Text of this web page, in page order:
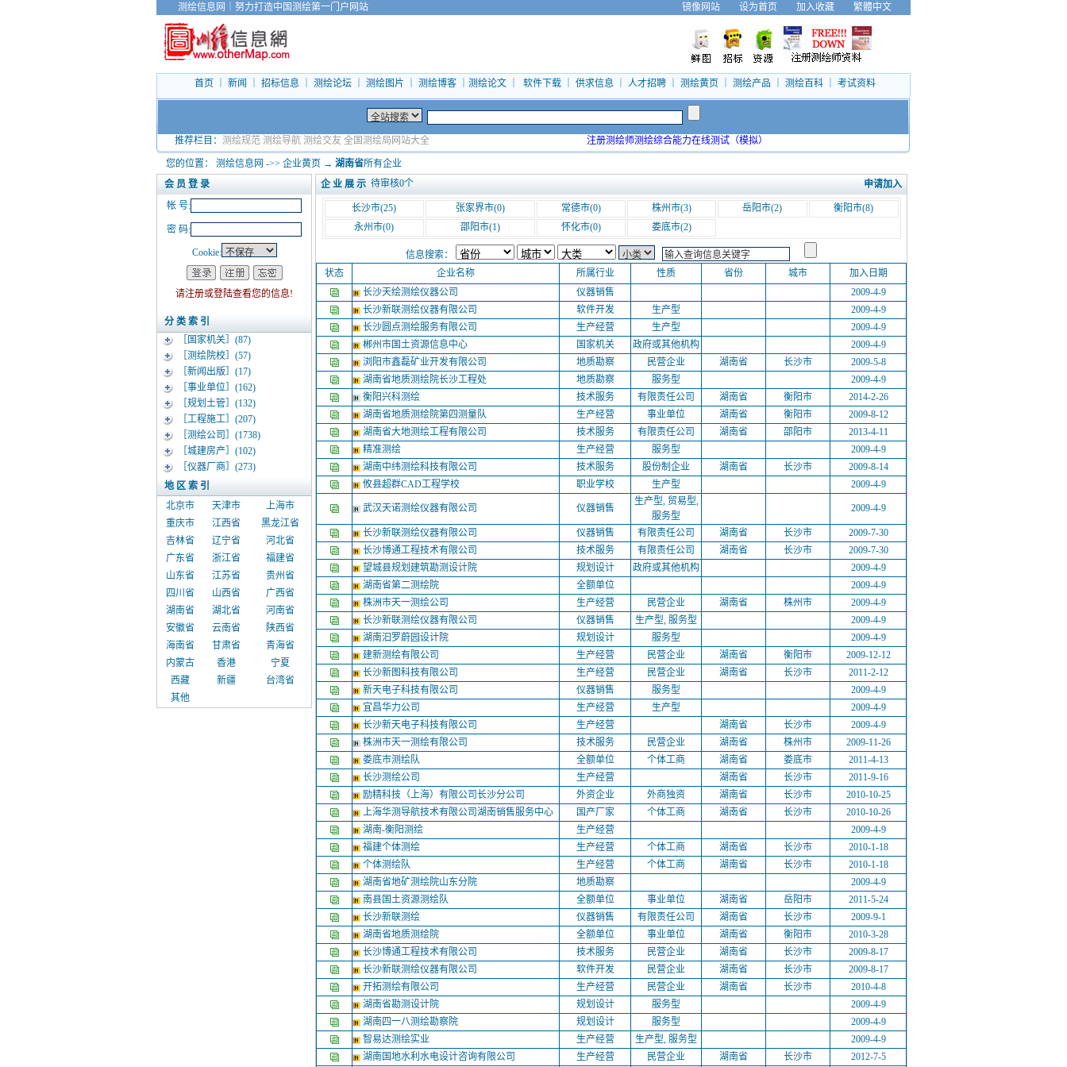
测绘信息网 努力打造中国测绘第一门户网站 镜像网站 设为首页 加入收藏 繁體中文
首页 新闻 招标信息｜ 测绘论坛｜ 测绘图片 测绘博客｜ 测绘论文｜ 软件下载｜ 供求信息｜ 人才招聘｜ 测绘黄页 测绘产品 测绘百科｜ 考试资料
推荐栏目： 测绘规范 测绘导航 测绘交友 全国测绘局网站大全 注册测绘师测绘综合能力在线测试（模拟）
您的位置： 测绘信息网 ->> 企业黄页 → 湖南省所有企业
会 员 登 录
帐 号:
密 码:
Cookie:
请注册或登陆查看您的信息!
分 类 索 引
［国家机关］ (87)
［测绘院校］ (57)
［新闻出版］ (17)
［事业单位］ (162)
［规划土管］ (132)
［工程施工］ (207)
［测绘公司］ (1738)
［城建房产］ (102)
［仪器厂商］ (273)
地 区 索 引
北京市
天津市
上海市
重庆市
江西省
黑龙江省
吉林省
辽宁省
河北省
广东省
浙江省
福建省
山东省
江苏省
贵州省
四川省
山西省
广西省
湖南省
湖北省
河南省
安徽省
云南省
陕西省
海南省
甘肃省
青海省
内蒙古
香港
宁夏
西藏
新疆
台湾省
其他
企 业 展 示 待审核0个 申请加入
长沙市(25) 张家界市(0) 常德市(0) 株州市(3) 岳阳市(2) 衡阳市(8)
永州市(0) 邵阳市(1) 怀化市(0) 娄底市(2)
信息搜索：
状态
企业名称 所属行业 性质 省份 城市
加入日期
长沙天绘测绘仪器公司
仪器销售
2009-4-9
长沙新联测绘仪器有限公司
软件开发 生产型
2009-4-9
长沙圆点测绘服务有限公司
生产经营 生产型
2009-4-9
郴州市国土资源信息中心
国家机关 政府或其他机构
2009-4-9
浏阳市鑫磊矿业开发有限公司
地质勘察 民营企业 湖南省 长沙市
2009-5-8
湖南省地质测绘院长沙工程处
地质勘察 服务型
2009-4-9
衡阳兴科测绘
技术服务 有限责任公司 湖南省 衡阳市
2014-2-26
湖南省地质测绘院第四测量队
生产经营 事业单位 湖南省 衡阳市
2009-8-12
湖南省大地测绘工程有限公司
技术服务 有限责任公司 湖南省 邵阳市
2013-4-11
精准测绘
生产经营 服务型
2009-4-9
湖南中纬测绘科技有限公司
技术服务 股份制企业 湖南省 长沙市
2009-8-14
攸县超群CAD工程学校
职业学校 生产型 2009-4-9
武汉天诺测绘仪器有限公司 仪器销售
生产型, 贸易型,
服务型
2009-4-9
长沙新联测绘仪器有限公司 仪器销售 有限责任公司 湖南省 长沙市
2009-7-30
长沙博通工程技术有限公司
技术服务 有限责任公司 湖南省 长沙市
2009-7-30
望城县规划建筑勘测设计院
规划设计 政府或其他机构
2009-4-9
湖南省第二测绘院
全额单位
2009-4-9
株洲市天一测绘公司
生产经营 民营企业 湖南省 株州市
2009-4-9
长沙新联测绘仪器有限公司
仪器销售 生产型, 服务型
2009-4-9
湖南汩罗蔚园设计院
规划设计 服务型
2009-4-9
建新测绘有限公司
生产经营 民营企业 湖南省 衡阳市
2009-12-12
长沙新图科技有限公司
生产经营 民营企业 湖南省 长沙市
2011-2-12
新天电子科技有限公司
仪器销售 服务型
2009-4-9
宜昌华力公司
生产经营 生产型
2009-4-9
长沙新天电子科技有限公司
生产经营 湖南省 长沙市
2009-4-9
株洲市天一测绘有限公司
技术服务 民营企业 湖南省 株州市
2009-11-26
娄底市测绘队
全额单位 个体工商 湖南省 娄底市
2011-4-13
长沙测绘公司
生产经营 湖南省 长沙市
2011-9-16
励精科技（上海）有限公司长沙分公司
外资企业 外商独资 湖南省 长沙市
2010-10-25
上海华测导航技术有限公司湖南销售服务中心
国产厂家 个体工商 湖南省 长沙市
2010-10-26
湖南-衡阳测绘
生产经营
2009-4-9
福建个体测绘
生产经营 个体工商 湖南省 长沙市
2010-1-18
个体测绘队
生产经营 个体工商 湖南省 长沙市
2010-1-18
湖南省地矿测绘院山东分院
地质勘察
2009-4-9
南县国土资源测绘队
全额单位 事业单位 湖南省 岳阳市
2011-5-24
长沙新联测绘
仪器销售 有限责任公司 湖南省 长沙市
2009-9-1
湖南省地质测绘院
全额单位 事业单位 湖南省 衡阳市
2010-3-28
长沙博通工程技术有限公司
技术服务 民营企业 湖南省 长沙市
2009-8-17
长沙新联测绘仪器有限公司
软件开发 民营企业 湖南省 长沙市
2009-8-17
开拓测绘有限公司
生产经营 民营企业 湖南省 长沙市
2010-4-8
湖南省勘测设计院
规划设计 服务型
2009-4-9
湖南四一八测绘勘察院
规划设计 服务型
2009-4-9
智易达测绘实业
生产经营 生产型, 服务型
2009-4-9
湖南国地水利水电设计咨询有限公司
生产经营 民营企业 湖南省 长沙市 2012-7-5